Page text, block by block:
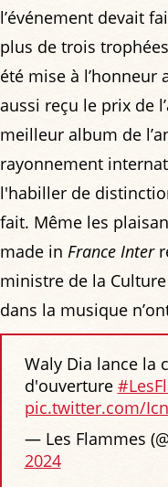
l’événement devait
plus de trois
été mise à l’honneur
aussi reçu le prix de
meilleur album de
rayonnement
l'habiller de
fait. Même les
made in France Inter
ministre de la
dans la musique
Waly Dia lance la
d'ouverture
pic.twitter.com/
— Les Flammes
2024